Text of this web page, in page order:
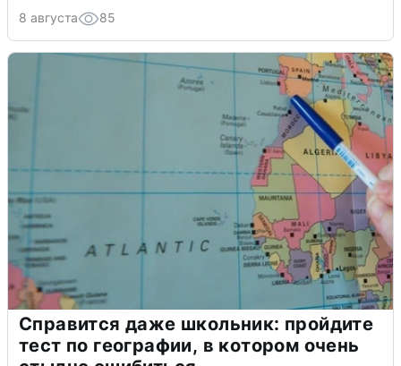
8 августа 85
Справится даже школьник: пройдите
тест по географии, в котором очень